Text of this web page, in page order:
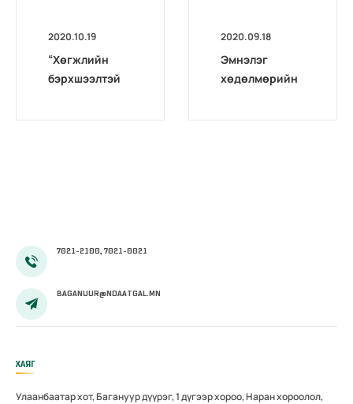
2020.10.19
“Хөгжлийн
бэрхшээлтэй
зохион
2020.09.18
Эмнэлэг
хөдөлмөрийн
7021-2100, 7021-0021
BAGANUUR@NDAATGAL.MN
ХАЯГ
Улаанбаатар хот, Багануур дүүрэг, 1 дүгээр хороо, Наран хороолол,